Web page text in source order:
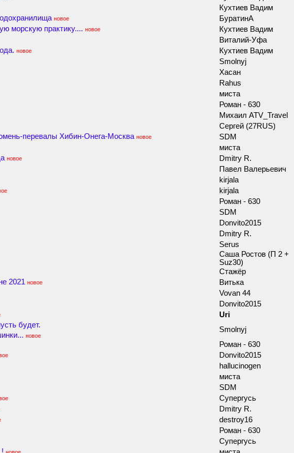
Кухтиев Вадим
новое БуратинА
морскую практику.... новое Кухтиев Вадим
Виталий-Уфа
новое Кухтиев Вадим
Smolnyj
Хасан
Rahus
миста
Роман - 630
Михаил ATV_Travel
Сергей (27RUS)
перевалы Хибин-Онега-Москва новое SDM
миста
новое Dmitry R.
Павел Валерьевич
kirjala
kirjala
Роман - 630
SDM
Donvito2015
Dmitry R.
Serus
Саша Ростов (П 2 +
Suz30)
Стажёр
2021 новое Витька
Vovan 44
Donvito2015
Uri
будет.
новое
Smolnyj
Роман - 630
Donvito2015
hallucinogen
миста
SDM
Супергусь
Dmitry R.
destroy16
Роман - 630
Супергусь